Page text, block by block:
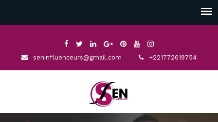
seninfluenceurs@gmail.com +221772619754